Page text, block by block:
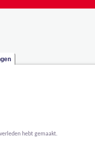
hebt gemaakt.